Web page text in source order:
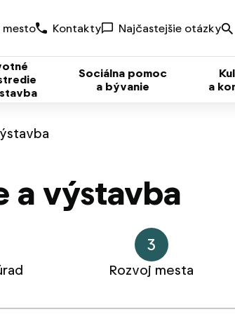
mesto Kontakty Najčastejšie otázky
Sociálna pomoc
a bývanie
a
a výstavba
3
Rozvoj mesta